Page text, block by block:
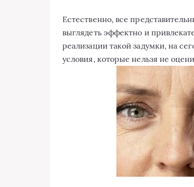
Естественно, все
выглядеть эффектно и
реализации такой задумки, на
условия, которые нельзя не